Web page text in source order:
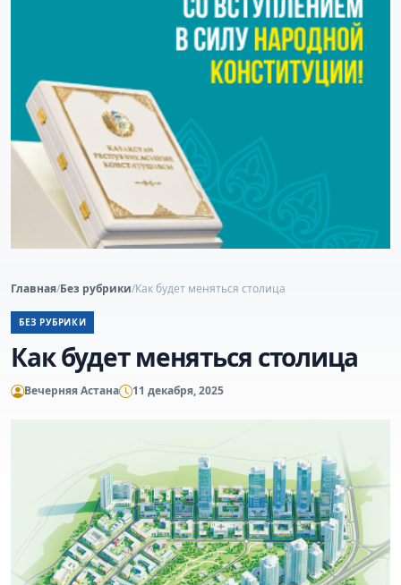
Главная/Без рубрики/Как будет меняться столица
БЕЗ РУБРИКИ
Как будет меняться столица
Вечерняя Астана 11 декабря, 2025